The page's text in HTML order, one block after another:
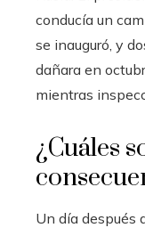
conducía un
se inauguró, y
dañara en
mientras
¿Cuáles
Un día después